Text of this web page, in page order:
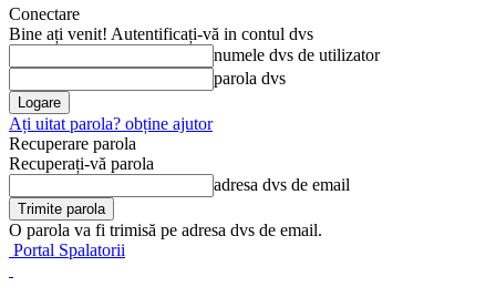
Conectare
Bine ați venit! Autentificați-vă in contul dvs
numele dvs de utilizator
parola dvs
Ați uitat parola? obține ajutor
Recuperare parola
Recuperați-vă parola
adresa dvs de email
O parola va fi trimisă pe adresa dvs de email.
Portal Spalatorii